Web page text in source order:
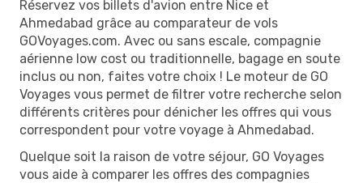
Réservez vos billets d'avion entre Nice et
Ahmedabad grâce au comparateur de vols
GOVoyages.com. Avec ou sans escale, compagnie
aérienne low cost ou traditionnelle, bagage en soute
inclus ou non, faites votre choix ! Le moteur de GO
Voyages vous permet de filtrer votre recherche selon
différents critères pour dénicher les offres qui vous
correspondent pour votre voyage à Ahmedabad.
Quelque soit la raison de votre séjour, GO Voyages
vous aide à comparer les offres des compagnies